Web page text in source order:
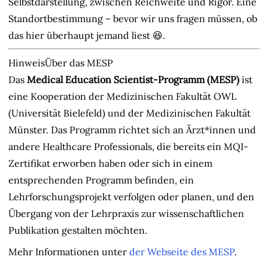
Standortbestimmung – bevor wir uns fragen müssen, ob
das hier überhaupt jemand liest 😆.
HinweisÜber das MESP
Das Medical Education Scientist-Programm (MESP) ist
eine Kooperation der Medizinischen Fakultät OWL
(Universität Bielefeld) und der Medizinischen Fakultät
Münster. Das Programm richtet sich an Ärzt*innen und
andere Healthcare Professionals, die bereits ein MQI-
Zertifikat erworben haben oder sich in einem
entsprechenden Programm befinden, ein
Lehrforschungsprojekt verfolgen oder planen, und den
Übergang von der Lehrpraxis zur wissenschaftlichen
Publikation gestalten möchten.
Mehr Informationen unter der Webseite des MESP.